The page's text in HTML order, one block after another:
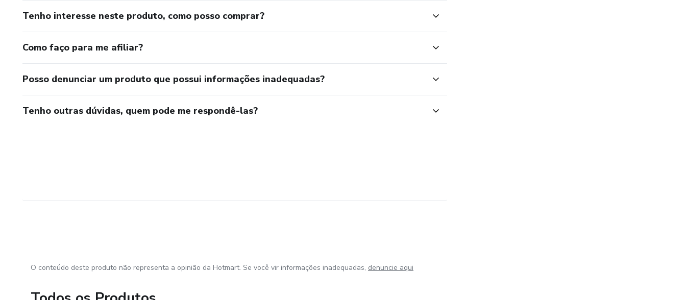
Tenho interesse neste produto, como posso comprar?
Como faço para me afiliar?
Posso denunciar um produto que possui informações inadequadas?
Tenho outras dúvidas, quem pode me respondê-las?
O conteúdo deste produto não representa a opinião da Hotmart. Se você vir informações inadequadas, denuncie aqui